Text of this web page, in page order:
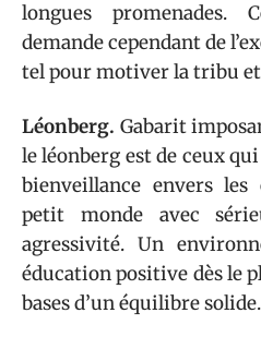
longues promenades.
demande cependant de
tel pour motiver la tribu
Léonberg. Gabarit
le léonberg est de ceux
bienveillance envers
petit monde avec
agressivité. Un
éducation positive dès le
bases d’un équilibre solide.